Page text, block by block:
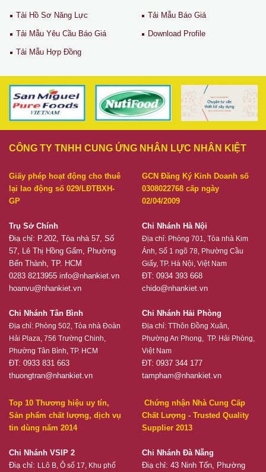
Tải Hồ Sơ Năng Lực Tải Mẫu Báo Giá
Tải Mẫu Yêu Cầu Báo Giá Download Profile
Tải Mẫu Hợp Đồng
CÔNG TY TNHH CUNG ỨNG NHÂN LỰC NHÂN KIỆT
Giấy phép hoạt động cho thuê
lại lao động số 029/LĐTBXH-
GP
Trụ Sở Chính
Điạ chỉ: P.202, Tòa nhà 57, Số
57, Lê Thị Hồng Gấm, Phường
Bến Thành, TP. HCM
0283 8213955 info@nhankiet.vn
hoanvu@nhankiet.vn
Chi Nhánh Tân Bình
Địa chỉ: Phòng 502, Tòa nhà Đoàn
Hải Plaza, 756 Trường Chinh,
Phường Tân Bình, TP. HCM
ĐT: 0933 831 663
thuongtran@nhankiet.vn
GCN Đăng Ký Kinh Doanh số
0308022768 cấp ngày
02/04/2009
Chi Nhánh Hà Nội
Địa chỉ: Phòng 701, Tòa nhà Kim
Ánh, Số 1 ngõ 78, Phường Cầu
Giấy, TP. Hà Nội, Việt Nam
ĐT: 0934 393 668
chido@nhankiet.vn
Chi Nhánh Hải Phòng
Địa chỉ: TThôn Đồng Xuân,
Phường An Phong, TP. Hải Phòng,
Việt Nam
ĐT: 0937 344 177
tampham@nhankiet.vn
Top 10 Thương hiệu uy tín,
Sản phẩm chất lượng, dịch vụ
tin dùng năm 2014
Chi Nhánh VSIP 2
Điạ chỉ: LLô B, Ô số 17, Khu phố
Chứng nhận Nhà Cung Cấp
Chất Lượng - Trusted Quality
Supplier 2013
Chi Nhánh Đà Nẵng
Điạ chỉ: 43 Ninh Tốn, Phường